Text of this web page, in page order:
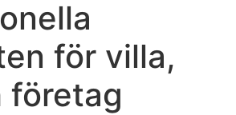
för villa,
företag